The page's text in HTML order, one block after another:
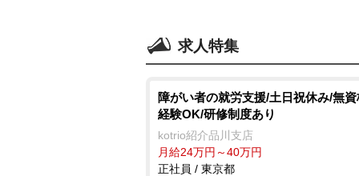
求人特集
障がい者の就労支援/土日祝休み/無
経験OK/研修制度あり
kotrio紹介品川支店
月給24万円～40万円
正社員 / 東京都